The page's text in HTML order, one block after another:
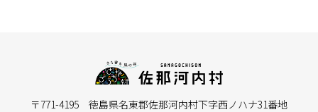
〒771-4195 徳島県名東郡佐那河内村下字西ノハナ31番地